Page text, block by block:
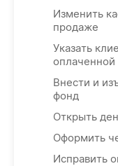
Изменить
продаже
Указать
Внести и
фонд
Открыть
Оформить
Исправить